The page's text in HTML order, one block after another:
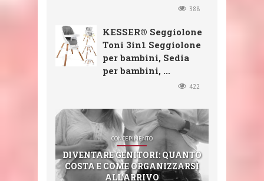
388
KESSER® Seggiolone
Toni 3in1 Seggiolone
per bambini, Sedia
per bambini, ...
422
CONCEPIMENTO
DIVENTARE GENITORI: QUANTO
COSTA E COME ORGANIZZARSI
ALL’ARRIVO
SHOP
STERIMAR NEZ BOUCHÉ (100
ML)
SHOP
CXGZZM 11PCS EAR EAR WAX
REMOVER DECOMPRESSIONE
EAR MASSAGGIATORE EAR-
SHOP
FGUUTYM STIVALI DA NEVE
PER BAMBINI, INVERNALI,
STIVALETTI DA RAGAZZA,
SHOP
KESSER® SEGGIOLONE TONI
3IN1 SEGGIOLONE PER BAMBINI,
SEDIA PER BAMBINI,